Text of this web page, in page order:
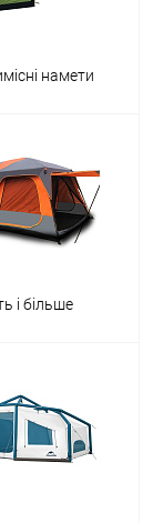
намети
і більше